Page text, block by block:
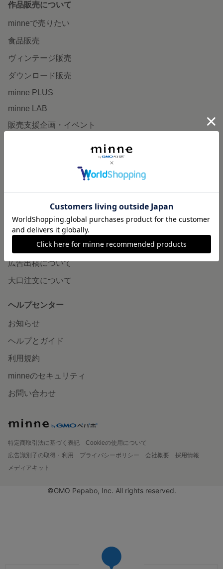
作品販売について
minneで売りたい
食品販売
ヴィンテージ販売
ダウンロード販売
minne PLUS
minne LAB
販売支援企画・イベント
minneとものづくりと
minneの本
企業の方へ
広告出稿について
大口注文について
ヘルプセンター
お知らせ
ヘルプとガイド
利用規約
minneのセキュリティ
お問い合わせ
特定商取引法に基づく表記
Cookieの使用について
広告識別子の取得・利用
プライバシーポリシー 会社概要
採用情報
メディアキット
©GMO Pepabo, Inc. All rights reserved.